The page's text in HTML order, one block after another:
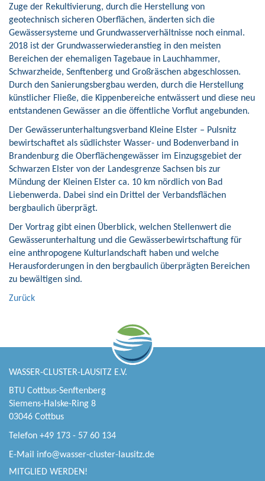
Zuge der Rekultivierung, durch die Herstellung von
geotechnisch sicheren Oberflächen, änderten sich die
Gewässersysteme und Grundwasserverhältnisse noch einmal.
2018 ist der Grundwasserwiederanstieg in den meisten
Bereichen der ehemaligen Tagebaue in Lauchhammer,
Schwarzheide, Senftenberg und Großräschen abgeschlossen.
Durch den Sanierungsbergbau werden, durch die Herstellung
künstlicher Fließe, die Kippenbereiche entwässert und diese neu
entstandenen Gewässer an die öffentliche Vorflut angebunden.
Der Gewässerunterhaltungsverband Kleine Elster – Pulsnitz
bewirtschaftet als südlichster Wasser- und Bodenverband in
Brandenburg die Oberflächengewässer im Einzugsgebiet der
Schwarzen Elster von der Landesgrenze Sachsen bis zur
Mündung der Kleinen Elster ca. 10 km nördlich von Bad
Liebenwerda. Dabei sind ein Drittel der Verbandsflächen
bergbaulich überprägt.
Der Vortrag gibt einen Überblick, welchen Stellenwert die
Gewässerunterhaltung und die Gewässerbewirtschaftung für
eine anthropogene Kulturlandschaft haben und welche
Herausforderungen in den bergbaulich überprägten Bereichen
zu bewältigen sind.
Zurück
WASSER-CLUSTER-LAUSITZ E.V.
BTU Cottbus-Senftenberg
Siemens-Halske-Ring 8
03046 Cottbus
Telefon +49 173 - 57 60 134
E-Mail info@wasser-cluster-lausitz.de
MITGLIED WERDEN!